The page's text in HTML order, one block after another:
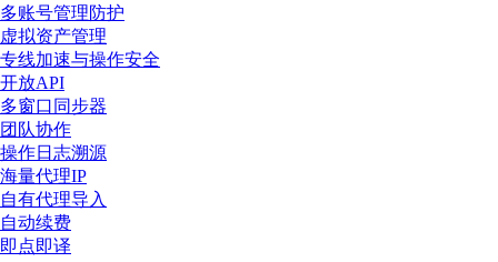
多账号管理防护
虚拟资产管理
专线加速与操作安全
开放API
多窗口同步器
团队协作
操作日志溯源
海量代理IP
自有代理导入
自动续费
即点即译